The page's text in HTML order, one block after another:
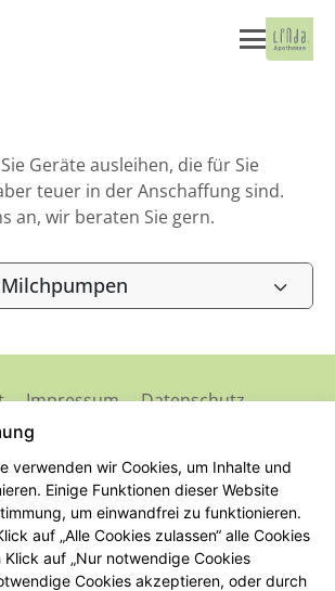
Geräte ausleihen, die für Sie
teuer in der Anschaffung sind.
an, wir beraten Sie gern.
Impressum
Datenschutz
Barrierefreiheit
Hofgarten Apotheke
verwenden wir Cookies, um Inhalte und
Einige Funktionen dieser Website
um einwandfrei zu funktionieren.
auf „Alle Cookies zulassen“ alle Cookies
auf „Nur notwendige Cookies
Cookies akzeptieren, oder durch